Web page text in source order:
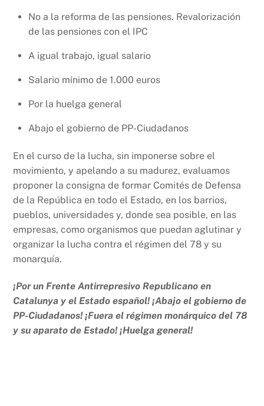
No a la reforma de las pensiones. Revalorización
de las pensiones con el IPC
A igual trabajo, igual salario
Salario mínimo de 1.000 euros
Por la huelga general
Abajo el gobierno de PP-Ciudadanos
En el curso de la lucha, sin imponerse sobre el
movimiento, y apelando a su madurez, evaluamos
proponer la consigna de formar Comités de Defensa
de la República en todo el Estado, en los barrios,
pueblos, universidades y, donde sea posible, en las
empresas, como organismos que puedan aglutinar y
organizar la lucha contra el régimen del 78 y su
monarquía.
¡Por un Frente Antirrepresivo Republicano en
Catalunya y el Estado español! ¡Abajo el gobierno de
PP-Ciudadanos! ¡Fuera el régimen monárquico del 78
y su aparato de Estado! ¡Huelga general!